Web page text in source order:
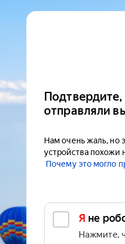
Подтвердите,
отправляли
Нам очень жаль, но
устройства похожи
Почему это могло
Я не
Нажмите,